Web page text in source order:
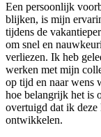
Een persoonlijk
blijken, is mijn
tijdens de
om snel en
verliezen. Ik heb
werken met mijn
op tijd en naar wens
hoe belangrijk het is
overtuigd dat ik
ontwikkelen.